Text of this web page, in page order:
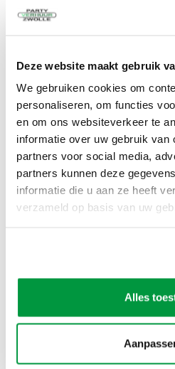
Deze website maakt gebruik
We gebruiken cookies om
personaliseren, om functies
en om ons websiteverkeer te
informatie over uw gebruik van
partners voor social media,
partners kunnen deze
informatie die u aan ze heeft
verzameld op basis van uw
Alles
Dag 2 gebruiken
Dag 3 opruimen en
Tegen een meerprijs kunt
huren. Vraag ons naar de
Opbouwen binnen 5
Het opbouwen van de pop
z'n tweeën.
De blower bevestigt u aan
ouwe doos binnen 5
Scheer/spanlijnen,
4 grote haringen voor in
klinkers
De blower van 450 Watt